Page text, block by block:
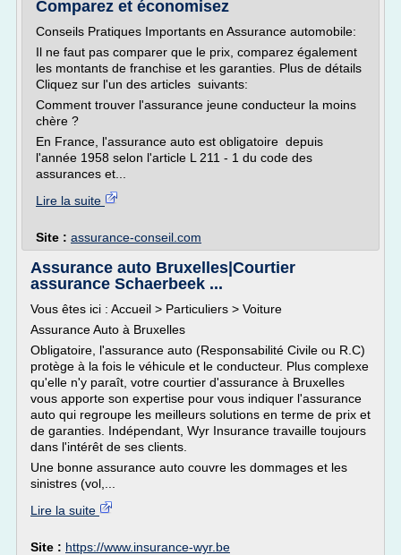
Comparez et économisez
Conseils Pratiques Importants en Assurance automobile:
Il ne faut pas comparer que le prix, comparez également
les montants de franchise et les garanties. Plus de détails
Cliquez sur l'un des articles suivants:
Comment trouver l'assurance jeune conducteur la moins
chère ?
En France, l'assurance auto est obligatoire depuis
l'année 1958 selon l'article L 211 - 1 du code des
assurances et...
Lire la suite
Site : assurance-conseil.com
Assurance auto Bruxelles|Courtier
assurance Schaerbeek ...
Vous êtes ici : Accueil > Particuliers > Voiture
Assurance Auto à Bruxelles
Obligatoire, l'assurance auto (Responsabilité Civile ou R.C)
protège à la fois le véhicule et le conducteur. Plus complexe
qu'elle n'y paraît, votre courtier d'assurance à Bruxelles
vous apporte son expertise pour vous indiquer l'assurance
auto qui regroupe les meilleurs solutions en terme de prix et
de garanties. Indépendant, Wyr Insurance travaille toujours
dans l'intérêt de ses clients.
Une bonne assurance auto couvre les dommages et les
sinistres (vol,...
Lire la suite
Site : https://www.insurance-wyr.be